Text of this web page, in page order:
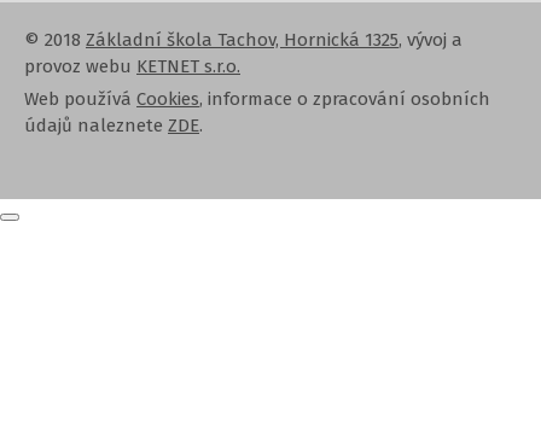
© 2018 Základní škola Tachov, Hornická 1325, vývoj a
provoz webu KETNET s.r.o.
Web používá Cookies, informace o zpracování osobních
údajů naleznete ZDE.